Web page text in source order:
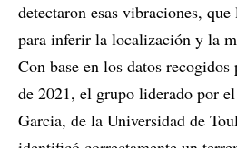
detectaron esas vibraciones,
para inferir la localización y la
Con base en los datos
de 2021, el grupo liderado por
Garcia, de la Universidad de